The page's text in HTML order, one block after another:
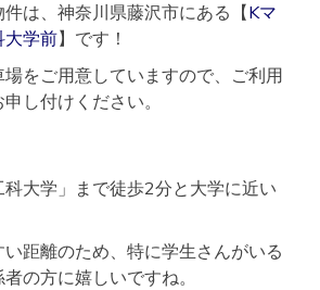
は、神奈川県藤沢市にある【Kマ
大学前】です！
をご用意していますので、ご利用
し付けください。
大学」まで徒歩2分と大学に近い
距離のため、特に学生さんがいる
の方に嬉しいですね。